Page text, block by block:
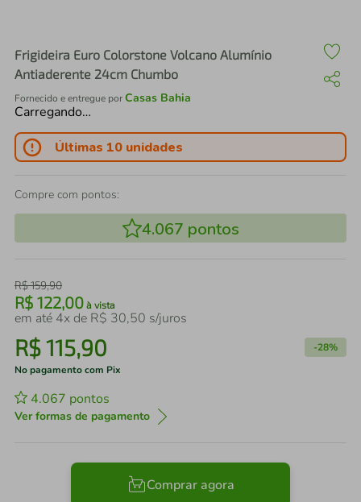
Frigideira Euro Colorstone Volcano Alumínio
Antiaderente 24cm Chumbo
Fornecido e entregue porCasas Bahia
Carregando…
Últimas 10 unidades
Compre com pontos:
4.067 pontos
R$159,90
R$ 122,00 à vista
em até 4x de R$ 30,50 s/juros
R$115,90 -28%
No pagamento com Pix
4.067 pontos
Ver formas de pagamento
Comprar agora